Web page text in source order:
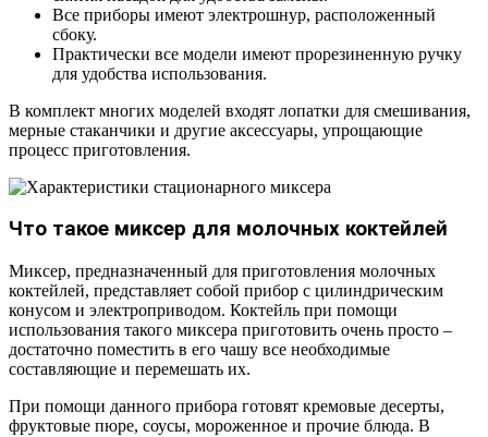
Все приборы имеют электрошнур, расположенный
сбоку.
Практически все модели имеют прорезиненную ручку
для удобства использования.
В комплект многих моделей входят лопатки для смешивания,
мерные стаканчики и другие аксессуары, упрощающие
процесс приготовления.
Что такое миксер для молочных коктейлей
Миксер, предназначенный для приготовления молочных
коктейлей, представляет собой прибор с цилиндрическим
конусом и электроприводом. Коктейль при помощи
использования такого миксера приготовить очень просто –
достаточно поместить в его чашу все необходимые
составляющие и перемешать их.
При помощи данного прибора готовят кремовые десерты,
фруктовые пюре, соусы, мороженное и прочие блюда. В